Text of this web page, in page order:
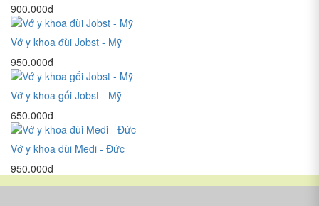
900.000đ
Vớ y khoa đùi Jobst - Mỹ
950.000đ
Vớ y khoa gối Jobst - Mỹ
650.000đ
Vớ y khoa đùi Medi - Đức
950.000đ